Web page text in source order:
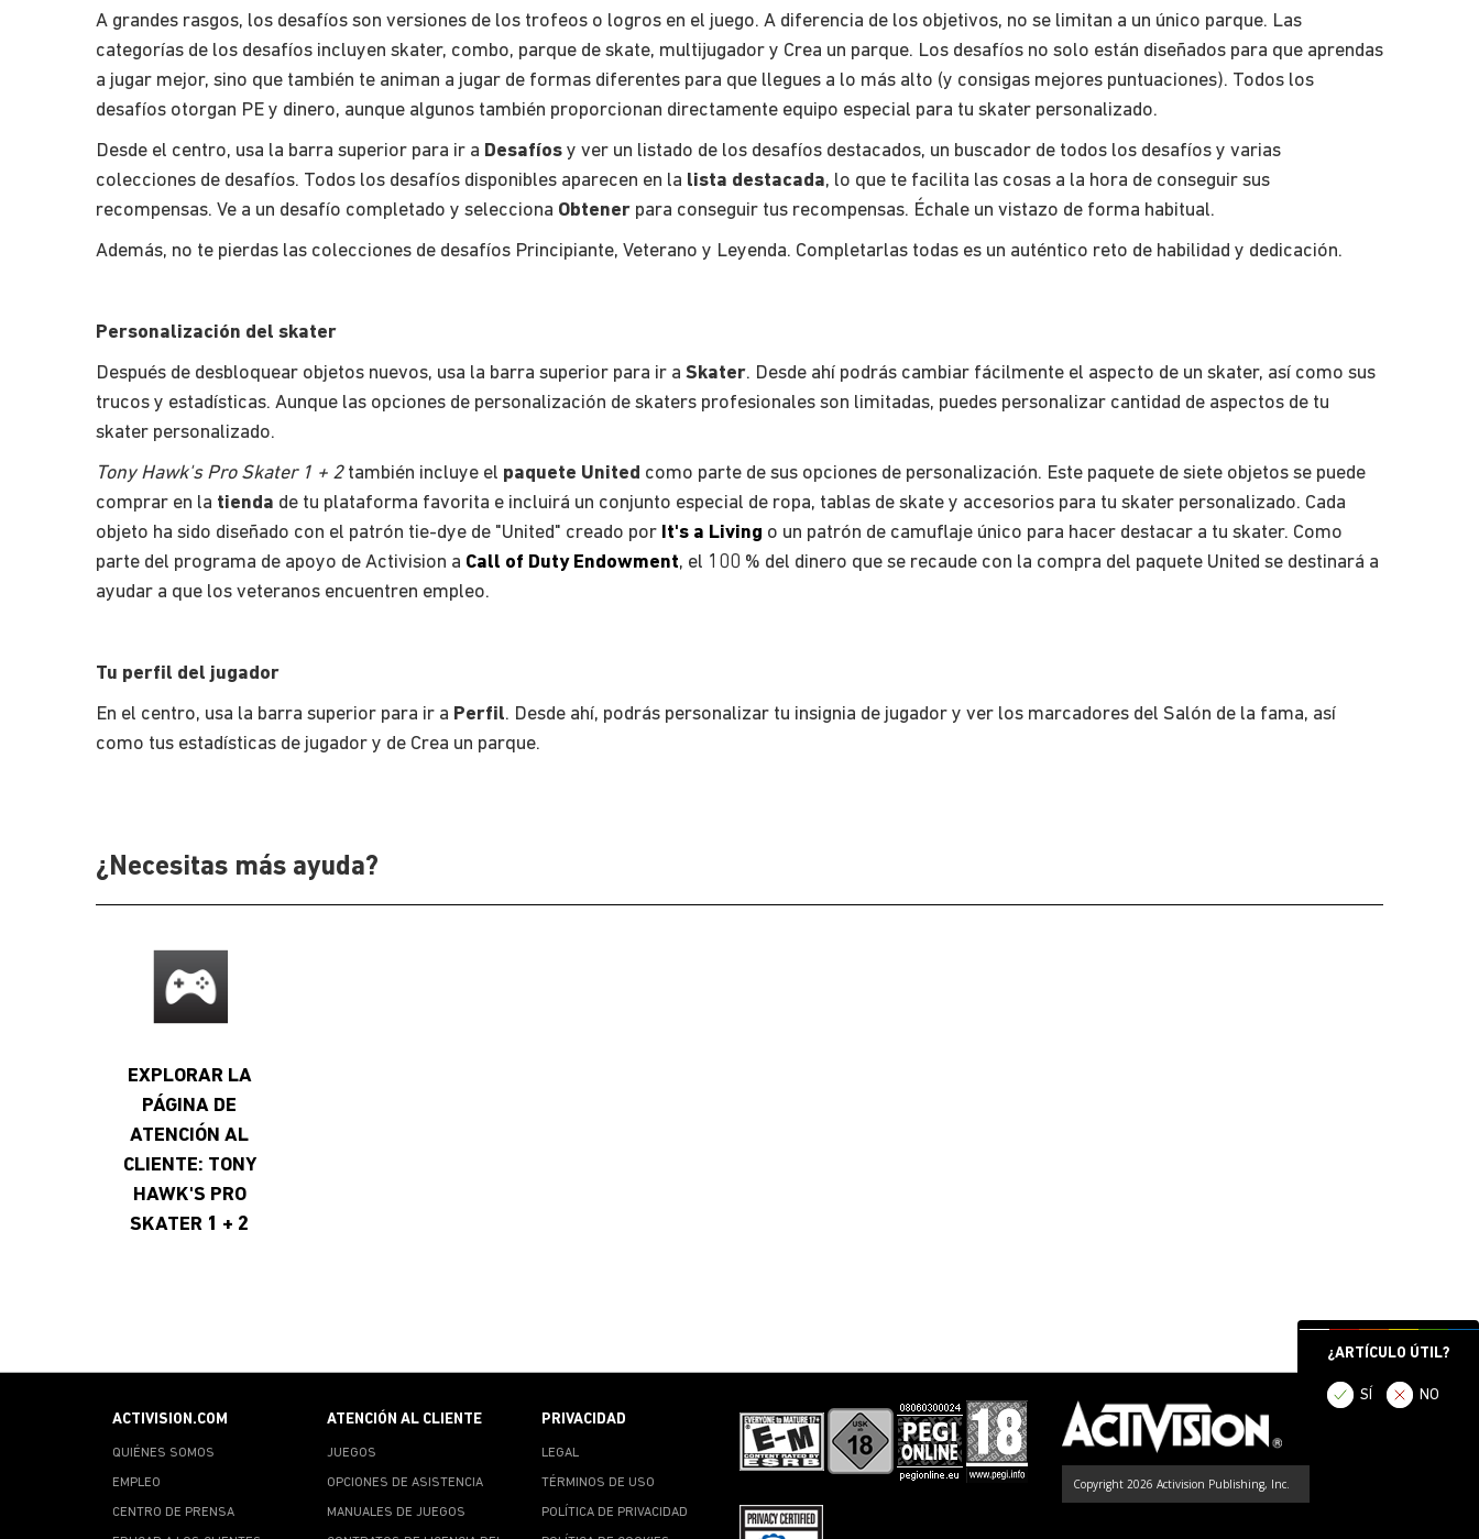
¿ARTÍCULO ÚTIL?
SÍ NO
A grandes rasgos, los desafíos son versiones de los trofeos o logros en el juego. A diferencia de los objetivos, no se limitan a un único parque. Las
categorías de los desafíos incluyen skater, combo, parque de skate, multijugador y Crea un parque. Los desafíos no solo están diseñados para que aprendas
a jugar mejor, sino que también te animan a jugar de formas diferentes para que llegues a lo más alto (y consigas mejores puntuaciones). Todos los
desafíos otorgan PE y dinero, aunque algunos también proporcionan directamente equipo especial para tu skater personalizado.
Desde el centro, usa la barra superior para ir a Desafíos y ver un listado de los desafíos destacados, un buscador de todos los desafíos y varias
colecciones de desafíos. Todos los desafíos disponibles aparecen en la lista destacada, lo que te facilita las cosas a la hora de conseguir sus
recompensas. Ve a un desafío completado y selecciona Obtener para conseguir tus recompensas. Échale un vistazo de forma habitual.
Además, no te pierdas las colecciones de desafíos Principiante, Veterano y Leyenda. Completarlas todas es un auténtico reto de habilidad y dedicación.
Personalización del skater
Después de desbloquear objetos nuevos, usa la barra superior para ir a Skater. Desde ahí podrás cambiar fácilmente el aspecto de un skater, así como sus
trucos y estadísticas. Aunque las opciones de personalización de skaters profesionales son limitadas, puedes personalizar cantidad de aspectos de tu
skater personalizado.
Tony Hawk's Pro Skater 1 + 2también incluye el paquete United como parte de sus opciones de personalización. Este paquete de siete objetos se puede
comprar en la tienda de tu plataforma favorita e incluirá un conjunto especial de ropa, tablas de skate y accesorios para tu skater personalizado. Cada
objeto ha sido diseñado con el patrón tie-dye de "United" creado por It's a Living o un patrón de camuflaje único para hacer destacar a tu skater. Como
parte del programa de apoyo de Activision a Call of Duty Endowment, el 100 % del dinero que se recaude con la compra del paquete United se destinará a
ayudar a que los veteranos encuentren empleo.
Tu perfil del jugador
En el centro, usa la barra superior para ir a Perfil. Desde ahí, podrás personalizar tu insignia de jugador y ver los marcadores del Salón de la fama, así
como tus estadísticas de jugador y de Crea un parque.
¿Necesitas más ayuda?
EXPLORAR LA
PÁGINA DE
ATENCIÓN AL
CLIENTE: TONY
HAWK'S PRO
SKATER 1 + 2
ACTIVISION.COM
QUIÉNES SOMOS
EMPLEO
CENTRO DE PRENSA
ATENCIÓN AL CLIENTE
JUEGOS
OPCIONES DE ASISTENCIA
MANUALES DE JUEGOS
PRIVACIDAD
LEGAL
TÉRMINOS DE USO
POLÍTICA DE PRIVACIDAD
Copyright 2026 Activision Publishing, Inc.